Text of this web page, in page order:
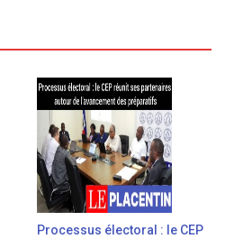
Processus électoral : le CEP